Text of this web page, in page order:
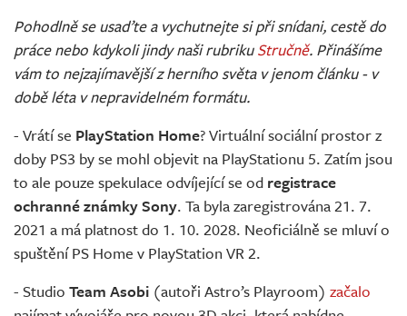
Živě
Pohodlně se usaďte a vychutnejte si při snídani, cestě do
práce nebo kdykoli jindy naši rubrikuStručně. Přinášíme
vám to nejzajímavější z herního světa v jenom článku - v
době léta v nepravidelném formátu.
- Vrátí se PlayStation Home? Virtuální sociální prostor z
doby PS3 by se mohl objevit na PlayStationu 5. Zatím jsou
to ale pouze spekulace odvíjející se od registrace
ochranné známky Sony. Ta byla zaregistrována 21. 7.
2021 a má platnost do 1. 10. 2028. Neoficiálně se mluví o
spuštění PS Home v PlayStation VR 2.
- Studio Team Asobi (autoři Astro’s Playroom) začalo